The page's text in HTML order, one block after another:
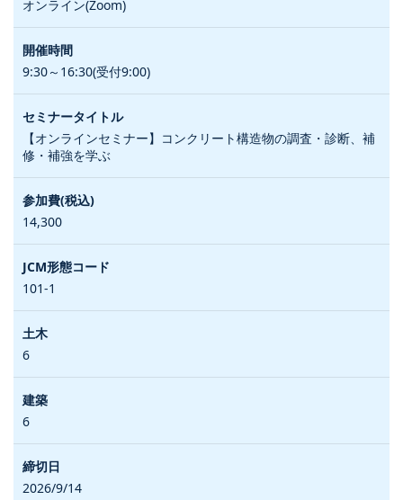
オンライン(Zoom)
9:30～16:30(受付9:00)
【オンラインセミナー】コンクリート構造物の調査・診断、補
修・補強を学ぶ
14,300
101-1
6
6
2026/9/14